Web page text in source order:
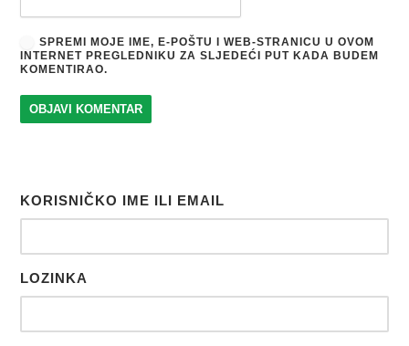
SPREMI MOJE IME, E-POŠTU I WEB-STRANICU U OVOM
INTERNET PREGLEDNIKU ZA SLJEDEĆI PUT KADA BUDEM
KOMENTIRAO.
KORISNIČKO IME ILI EMAIL
LOZINKA